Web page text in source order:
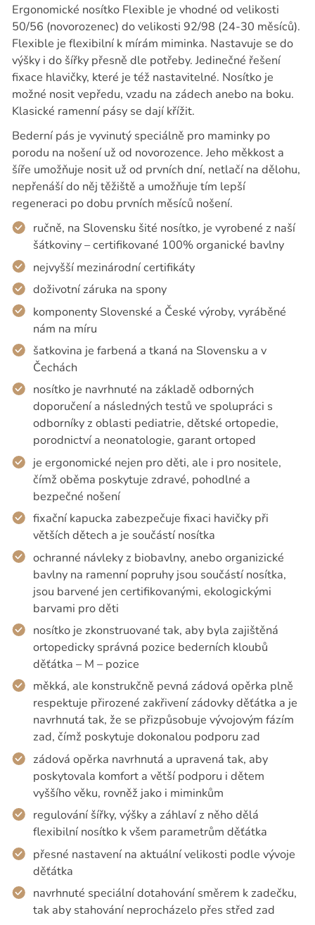
Ergonomické nosítko Flexible je vhodné od velikosti
50/56 (novorozenec) do velikosti 92/98 (24-30 měsíců).
Flexible je flexibilní k mírám miminka. Nastavuje se do
výšky i do šířky přesně dle potřeby. Jedinečné řešení
fixace hlavičky, které je též nastavitelné. Nosítko je
možné nosit vepředu, vzadu na zádech anebo na boku.
Klasické ramenní pásy se dají křížit.
Bederní pás je vyvinutý speciálně pro maminky po
porodu na nošení už od novorozence. Jeho měkkost a
šíře umožňuje nosit už od prvních dní, netlačí na dělohu,
nepřenáší do něj těžiště a umožňuje tím lepší
regeneraci po dobu prvních měsíců nošení.
ručně, na Slovensku šité nosítko, je vyrobené z naší
šátkoviny – certifikované 100% organické bavlny
nejvyšší mezinárodní certifikáty
doživotní záruka na spony
komponenty Slovenské a České výroby, vyráběné
nám na míru
šatkovina je farbená a tkaná na Slovensku a v
Čechách
nosítko je navrhnuté na základě odborných
doporučení a následných testů ve spolupráci s
odborníky z oblasti pediatrie, dětské ortopedie,
porodnictví a neonatologie, garant ortoped
je ergonomické nejen pro děti, ale i pro nositele,
čímž oběma poskytuje zdravé, pohodlné a
bezpečné nošení
fixační kapucka zabezpečuje fixaci havičky při
větších dětech a je součástí nosítka
ochranné návleky z biobavlny, anebo organizické
bavlny na ramenní popruhy jsou součástí nosítka,
jsou barvené jen certifikovanými, ekologickými
barvami pro děti
nosítko je zkonstruované tak, aby byla zajištěná
ortopedicky správná pozice bederních kloubů
děťátka – M – pozice
měkká, ale konstrukčně pevná zádová opěrka plně
respektuje přirozené zakřivení zádovky děťátka a je
navrhnutá tak, že se přizpůsobuje vývojovým fázím
zad, čímž poskytuje dokonalou podporu zad
zádová opěrka navrhnutá a upravená tak, aby
poskytovala komfort a větší podporu i dětem
vyššího věku, rovněž jako i miminkům
regulování šířky, výšky a záhlaví z něho dělá
flexibilní nosítko k všem parametrům děťátka
přesné nastavení na aktuální velikosti podle vývoje
děťátka
navrhnuté speciální dotahování směrem k zadečku,
tak aby stahování neprocházelo přes střed zad